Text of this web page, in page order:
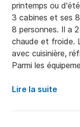
printemps ou
3 cabines et ses
8 personnes. Il a
chaude et froide.
avec cuisinière,
Parmi les
le cockpit, un
vitesse, des
Lire la suite